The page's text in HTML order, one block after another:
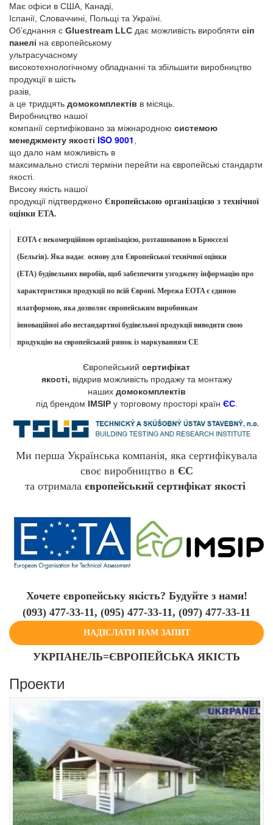
Має офіси в США, Канаді,
Іспанії, Словаччині, Польщі та Україні.
Об’єднання с Gluestream LLC дає можливість виробляти сіп
панелі на європейському
ультрасучасному
високотехнологічному обладнанні та збільшити виробництво
продукції в шість
разів,
а це тридцять домокомплектів в місяць.
Виробництво нашої
компанії сертифіковано за міжнародною системою
менеджменту якості ISO 9001,
що дало нам можливість в
максимально стислі терміни перейти на європейські стандарти
якості.
Високу якість нашої
продукції підтверджено Європейською організацією з технічної
оцінки ЕТА.
EOTA є некомерційною організацією, розташованою в Брюсселі
(Бельгія). Яка надає основу для Європейської технічної оцінки
(ETA) будівельних виробів, щоб забезпечити узгоджену інформацію про
характеристики продукції по всій Європі. Мережа EOTA є єдиною
платформою, яка дозволяє європейським виробникам
інноваційноїабо нестандартної будівельної продукції виводити свою
продукцію на європейський ринок із маркуванням CE
Європейський сертифікат
якості, відкрив можливість продажу та монтажу
наших домокомплектів
під брендом IMSIPу торговому просторі країн ЄС.
Ми перша Українська компанія, яка сертифікувала
своє виробництво в ЄС
та отримала європейський сертифікат якості
Хочете європейську якість? Будуйте з нами!
(093) 477-33-11, (095) 477-33-11, (097) 477-33-11
НАДІСЛАТИ НАМ ЗАПИТ
УКРПАНЕЛЬ=ЄВРОПЕЙСЬКА ЯКІСТЬ
Проекти